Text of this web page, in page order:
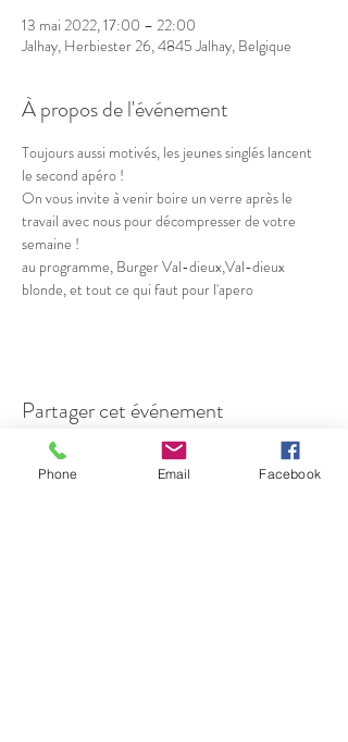
13 mai 2022, 17:00 – 22:00
Jalhay, Herbiester 26, 4845 Jalhay, Belgique
À propos de l'événement
Toujours aussi motivés, les jeunes singlés lancent
le second apéro !
On vous invite à venir boire un verre après le
travail avec nous pour décompresser de votre
semaine !
au programme, Burger Val-dieux,Val-dieux
blonde, et tout ce qui faut pour l'apero
Partager cet événement
Phone Email Facebook